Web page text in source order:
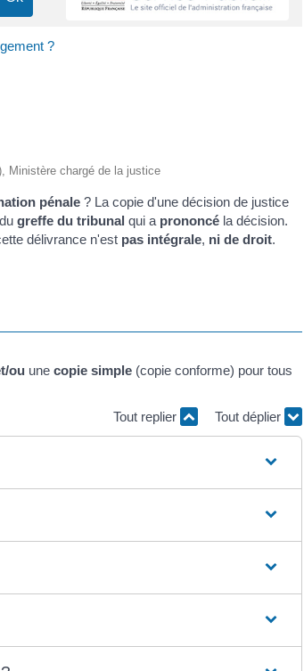
?
Ministère chargé de la justice
pénale ? La copie d'une décision de justice
greffe du tribunal qui a prononcé la décision.
délivrance n'est pas intégrale, ni de droit.
ou une copie simple (copie conforme) pour tous
Tout replier
Tout déplier